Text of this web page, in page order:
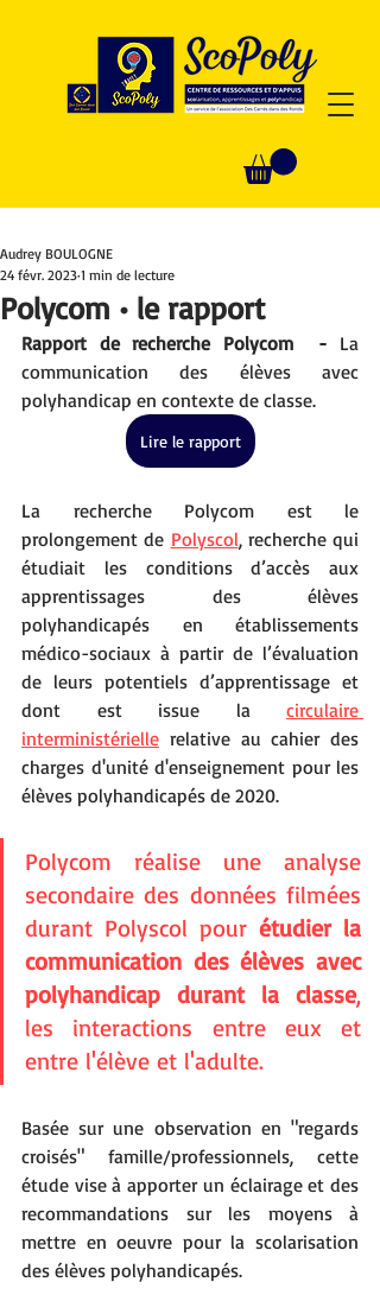
Polycom • le rapport
Audrey BOULOGNE
24 févr. 2023 1 min de lecture
Rapport de recherche Polycom  - La
communication des élèves avec
polyhandicap en contexte de classe.
Lire le rapport
La recherche Polycom est le
prolongement de Polyscol, recherche qui
étudiait les conditions d’accès aux
apprentissages des élèves
polyhandicapés en établissements
médico-sociaux à partir de l’évaluation
de leurs potentiels d’apprentissage et
dont est issue la circulaire
interministérielle relative au cahier des
charges d'unité d'enseignement pour les
élèves polyhandicapés de 2020.
Polycom réalise une analyse
secondaire des données filmées
durant Polyscol pour étudier la
communication des élèves avec
polyhandicap durant la classe,
les interactions entre eux et
entre l'élève et l'adulte.
Basée sur une observation en "regards
croisés" famille/professionnels, cette
étude vise à apporter un éclairage et des
recommandations sur les moyens à
mettre en oeuvre pour la scolarisation
des élèves polyhandicapés.